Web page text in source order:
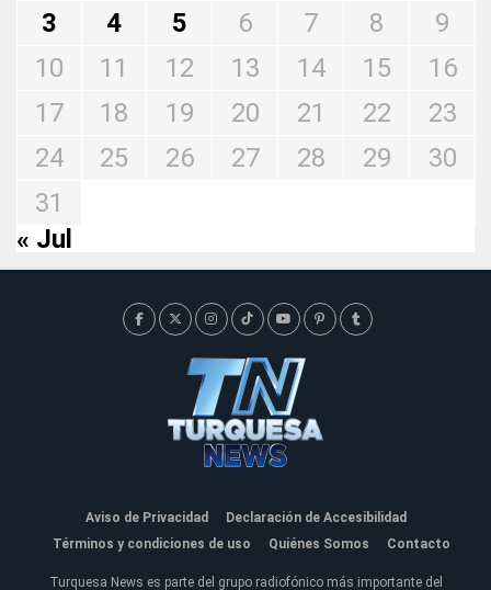
3
4 5 6 7 8
9
10
11 12 13 14 15
16
17
18 19 20 21 22
23
24
25 26 27 28 29
30
31
« Jul
Aviso de Privacidad
Declaración de Accesibilidad
Términos y condiciones de uso
Quiénes Somos Contacto
Turquesa News es parte del grupo radiofónico más importante del